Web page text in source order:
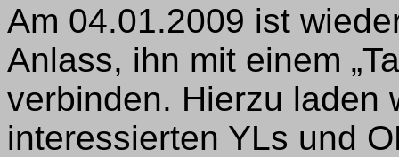
Am 04.01.2009 ist
Anlass, ihn mit einem
verbinden. Hierzu laden
interessierten YLs und